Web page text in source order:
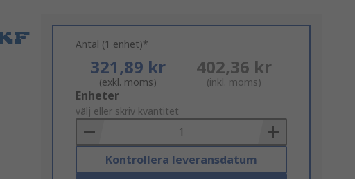
Antal (1 enhet)*
321,89 kr
(exkl. moms)
402,36 kr
(inkl. moms)
Add
to
Basket
Enheter
välj eller skriv kvantitet
Kontrollera leveransdatum